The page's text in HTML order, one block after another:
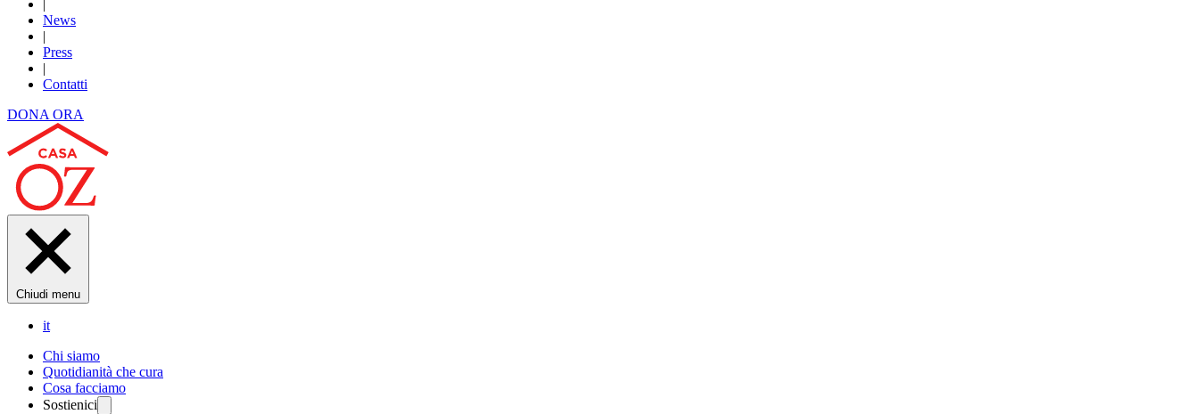
|
News
|
Press
|
Contatti
DONA ORA
Chiudi menu
it
Chi siamo
Quotidianità che cura
Cosa facciamo
Sostienici